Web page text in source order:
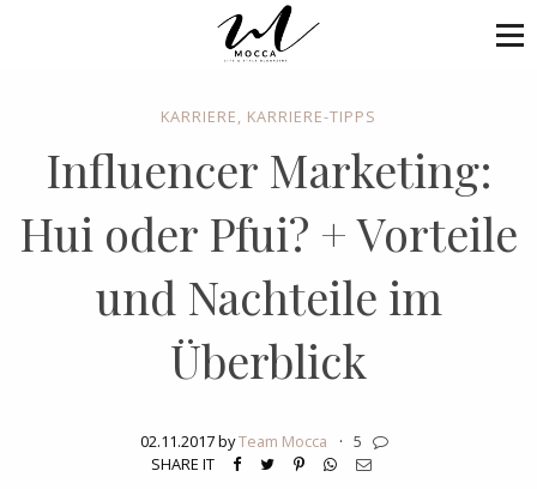
KARRIERE, KARRIERE-TIPPS
Influencer Marketing:
Hui oder Pfui? + Vorteile
und Nachteile im
Überblick
02.11.2017 byTeam Mocca · 5
SHARE IT